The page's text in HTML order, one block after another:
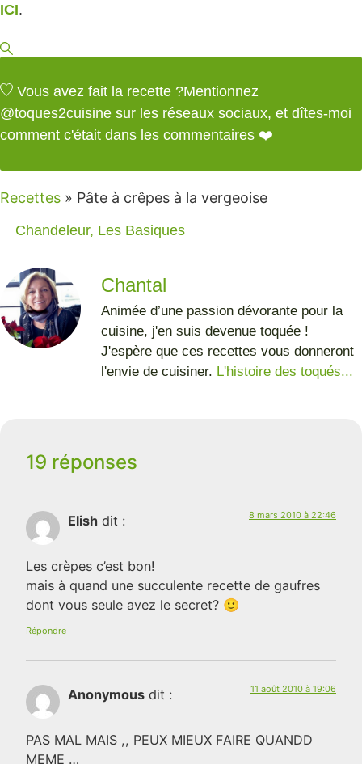
ICI.
Vous avez fait la recette ?Mentionnez
@toques2cuisine sur les réseaux sociaux, et dîtes-moi
comment c'était dans les commentaires ❤️
Recettes » Pâte à crêpes à la vergeoise
Chandeleur, Les Basiques
Chantal
Animée d’une passion dévorante pour la
cuisine, j'en suis devenue toquée !
J'espère que ces recettes vous donneront
l'envie de cuisiner. L'histoire des toqués...
19 réponses
Elish dit : 8 mars 2010 à 22:46
Les crèpes c’est bon!
mais à quand une succulente recette de gaufres
dont vous seule avez le secret? 🙂
Répondre
Anonymous dit : 11 août 2010 à 19:06
PAS MAL MAIS ,, PEUX MIEUX FAIRE QUANDD
MEME …